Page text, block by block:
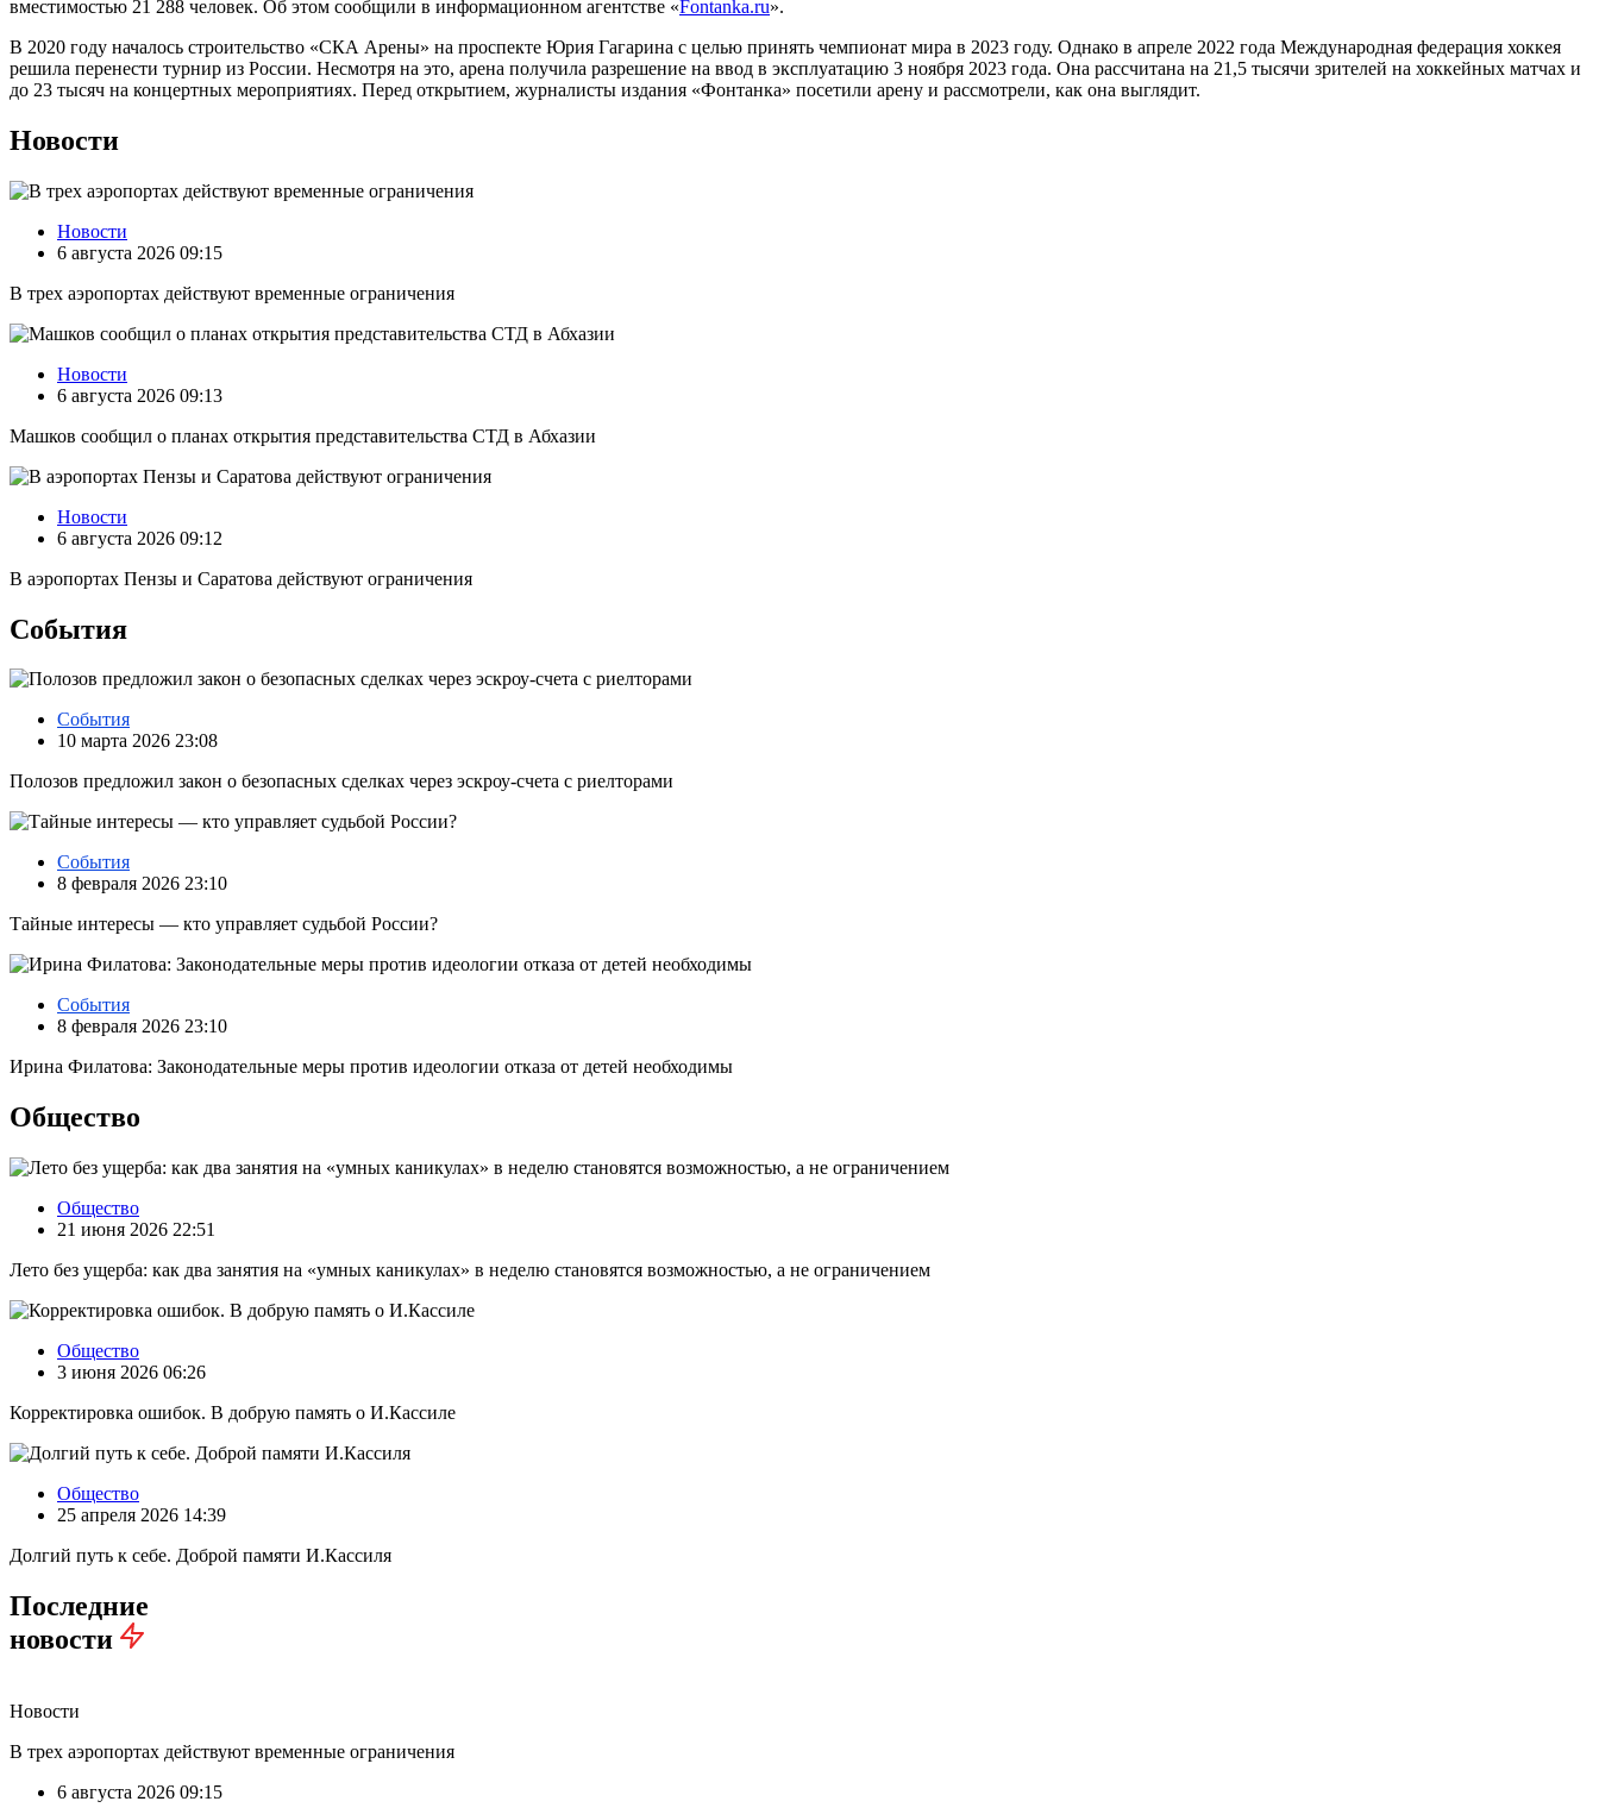
вместимостью 21 288 человек. Об этом сообщили в информационном агентстве «Fontanka.ru».
В 2020 году началось строительство «СКА Арены» на проспекте Юрия Гагарина с целью принять чемпионат мира в 2023 году. Однако в апреле 2022 года Международная федерация хоккея
решила перенести турнир из России. Несмотря на это, арена получила разрешение на ввод в эксплуатацию 3 ноября 2023 года. Она рассчитана на 21,5 тысячи зрителей на хоккейных матчах и
до 23 тысяч на концертных мероприятиях. Перед открытием, журналисты издания «Фонтанка» посетили арену и рассмотрели, как она выглядит.
Новости
Новости
6 августа 2026 09:15
В трех аэропортах действуют временные ограничения
Новости
6 августа 2026 09:13
Машков сообщил о планах открытия представительства СТД в Абхазии
Новости
6 августа 2026 09:12
В аэропортах Пензы и Саратова действуют ограничения
События
События
10 марта 2026 23:08
Полозов предложил закон о безопасных сделках через эскроу‑счета с риелторами
События
8 февраля 2026 23:10
Тайные интересы — кто управляет судьбой России?
События
8 февраля 2026 23:10
Ирина Филатова: Законодательные меры против идеологии отказа от детей необходимы
Общество
Общество
21 июня 2026 22:51
Лето без ущерба: как два занятия на «умных каникулах» в неделю становятся возможностью, а не ограничением
Общество
3 июня 2026 06:26
Корректировка ошибок. В добрую память о И.Кассиле
Общество
25 апреля 2026 14:39
Долгий путь к себе. Доброй памяти И.Кассиля
Последние
новости
Новости
В трех аэропортах действуют временные ограничения
6 августа 2026 09:15